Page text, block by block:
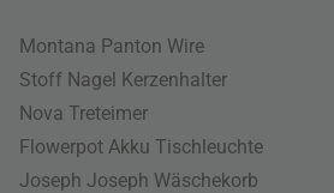
Montana Panton Wire
Stoff Nagel Kerzenhalter
Nova Treteimer
Flowerpot Akku Tischleuchte
Joseph Joseph Wäschekorb